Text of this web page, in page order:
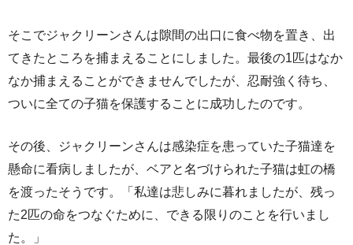
そこでジャクリーンさんは隙間の出口に食べ物を置き、出
てきたところを捕まえることにしました。最後の1匹はなか
なか捕まえることができませんでしたが、忍耐強く待ち、
ついに全ての子猫を保護することに成功したのです。
その後、ジャクリーンさんは感染症を患っていた子猫達を
懸命に看病しましたが、ベアと名づけられた子猫は虹の橋
を渡ったそうです。「私達は悲しみに暮れましたが、残っ
た2匹の命をつなぐために、できる限りのことを行いまし
た。」